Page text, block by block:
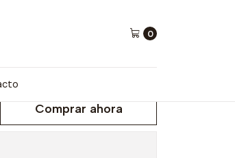
0
SE MUEVE
Comprar ahora